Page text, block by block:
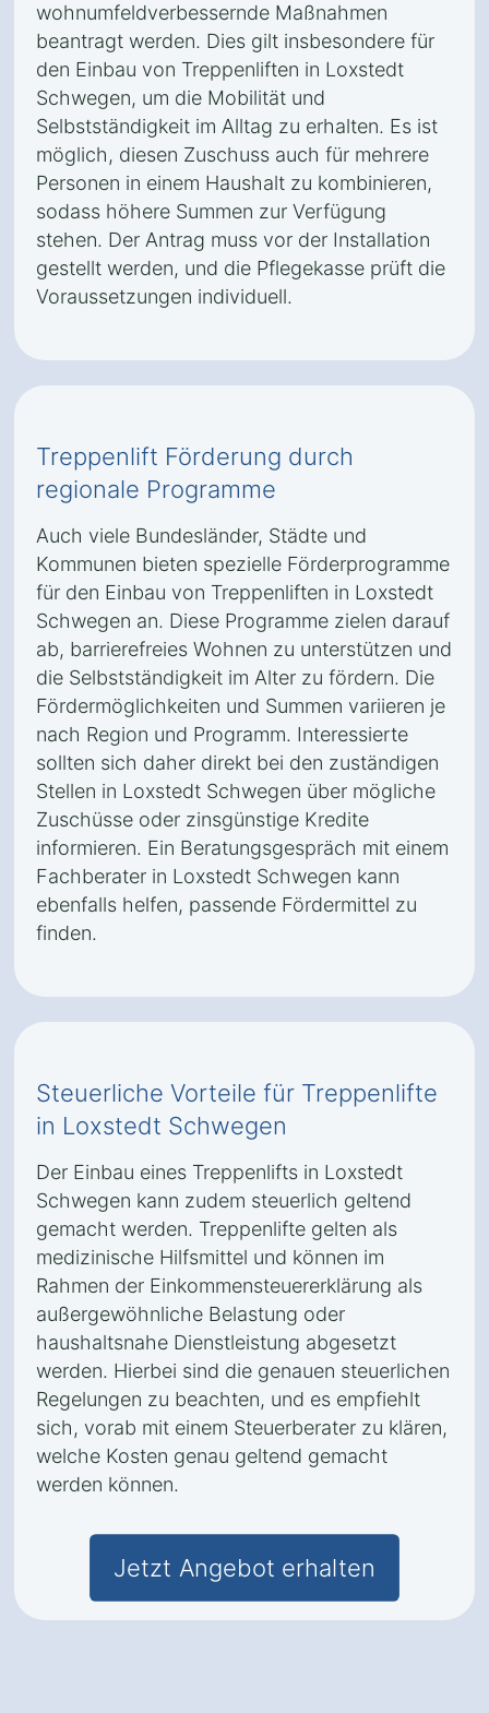
wohnumfeldverbessernde Maßnahmen
beantragt werden. Dies gilt insbesondere für
den Einbau von Treppenliften in Loxstedt
Schwegen, um die Mobilität und
Selbstständigkeit im Alltag zu erhalten. Es ist
möglich, diesen Zuschuss auch für mehrere
Personen in einem Haushalt zu kombinieren,
sodass höhere Summen zur Verfügung
stehen. Der Antrag muss vor der Installation
gestellt werden, und die Pflegekasse prüft die
Voraussetzungen individuell.
Treppenlift Förderung durch
regionale Programme
Auch viele Bundesländer, Städte und
Kommunen bieten spezielle Förderprogramme
für den Einbau von Treppenliften in Loxstedt
Schwegen an. Diese Programme zielen darauf
ab, barrierefreies Wohnen zu unterstützen und
die Selbstständigkeit im Alter zu fördern. Die
Fördermöglichkeiten und Summen variieren je
nach Region und Programm. Interessierte
sollten sich daher direkt bei den zuständigen
Stellen in Loxstedt Schwegen über mögliche
Zuschüsse oder zinsgünstige Kredite
informieren. Ein Beratungsgespräch mit einem
Fachberater in Loxstedt Schwegen kann
ebenfalls helfen, passende Fördermittel zu
finden.
Steuerliche Vorteile für Treppenlifte
in Loxstedt Schwegen
Der Einbau eines Treppenlifts in Loxstedt
Schwegen kann zudem steuerlich geltend
gemacht werden. Treppenlifte gelten als
medizinische Hilfsmittel und können im
Rahmen der Einkommensteuererklärung als
außergewöhnliche Belastung oder
haushaltsnahe Dienstleistung abgesetzt
werden. Hierbei sind die genauen steuerlichen
Regelungen zu beachten, und es empfiehlt
sich, vorab mit einem Steuerberater zu klären,
welche Kosten genau geltend gemacht
werden können.
Jetzt Angebot erhalten